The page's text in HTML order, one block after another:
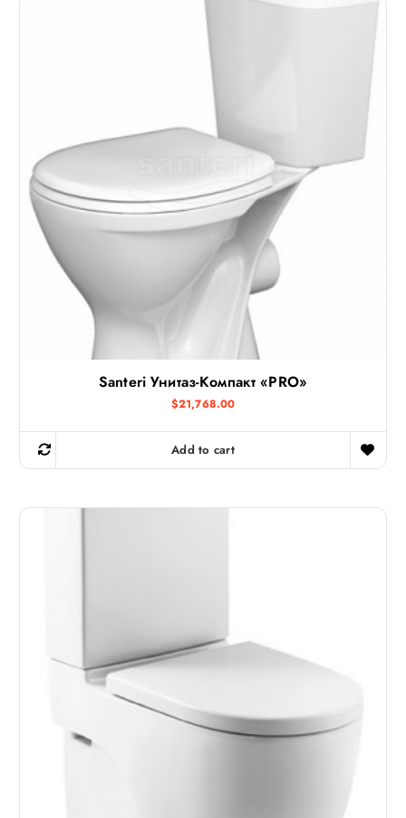
Santeri Унитаз-Компакт «PRO»
$21,768.00
Add to cart